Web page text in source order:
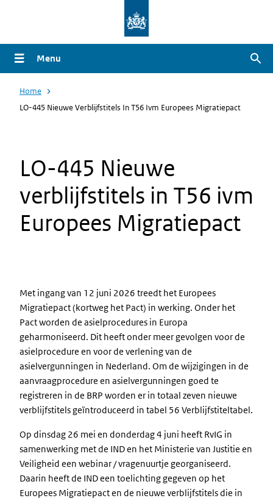
naar
de
gaan
Menu
Home
LO-445 Nieuwe Verblijfstitels In T56 Ivm Europees Migratiepact
LO-445 Nieuwe
verblijfstitels in T56 ivm
Europees Migratiepact
Met ingang van 12 juni 2026 treedt het Europees
Migratiepact (kortweg het Pact) in werking. Onder het
Pact worden de asielprocedures in Europa
geharmoniseerd. Dit heeft onder meer gevolgen voor de
asielprocedure en voor de verlening van de
asielvergunningen in Nederland. Om de wijzigingen in de
aanvraagprocedure en asielvergunningen goed te
registreren in de BRP worden er in totaal zeven nieuwe
verblijfstitels geïntroduceerd in tabel 56 Verblijfstiteltabel.
Op dinsdag 26 mei en donderdag 4 juni heeft RvIG in
samenwerking met de IND en het Ministerie van Justitie en
Veiligheid een webinar / vragenuurtje georganiseerd.
Daarin heeft de IND een toelichting gegeven op het
Europees Migratiepact en de nieuwe verblijfstitels die in